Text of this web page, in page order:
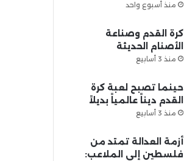
منذ أسبوع واحد
كرة القدم وصناعة
الأصنام الحديثة
منذ 3 أسابيع
حينما تصبح لعبة كرة
القدم ديناً عالمياً بديلاً
منذ 3 أسابيع
أزمة العدالة تمتد من
فلسطين إلى الملاعب: